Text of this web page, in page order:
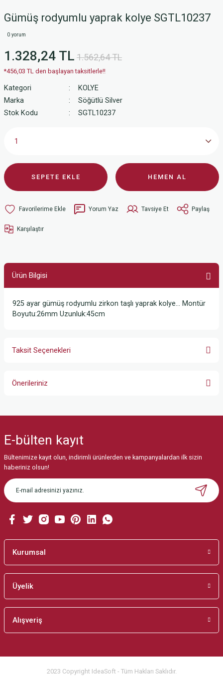
Gümüş rodyumlu yaprak kolye SGTL10237
0 yorum
1.328,24 TL 1.562,64 TL
*456,03 TL den başlayan taksitlerle!!
Kategori
KOLYE
Marka
Söğütlü Silver
Stok Kodu
SGTL10237
SEPETE EKLE HEMEN AL
Yorum Yaz Tavsiye Et Paylaş
Karşılaştır
Ürün Bilgisi
925 ayar gümüş rodyumlu zirkon taşlı yaprak kolye… Montür
Boyutu:26mm Uzunluk:45cm
Taksit Seçenekleri
Önerileriniz
Görüş ve önerileriniz için teşekkür ederiz.
Ürün resmi kalitesiz, bozuk veya görüntülenemiyor.
Ürün açıklamasında eksik bilgiler bulunuyor.
Ürün bilgilerinde hatalar bulunuyor.
Bu ürüne benzer farklı alternatifler olmalı.
E-bülten kayıt
Bültenimize kayıt olun, indirimli ürünlerden ve kampanyalardan ilk sizin
haberiniz olsun!
Kurumsal
Üyelik
Alışveriş
2023 Copyright IdeaSoft - Tüm Hakları Saklıdır.